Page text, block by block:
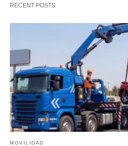
RECENT POSTS
MOVILIDAD